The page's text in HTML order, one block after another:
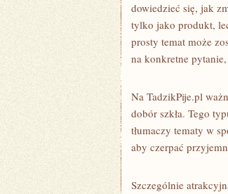
dowiedzieć się, jak
tylko jako produkt,
prosty temat może
na konkretne
Na TadzikPije.pl
dobór szkła. Tego
tłumaczy tematy w
aby czerpać
Szczególnie